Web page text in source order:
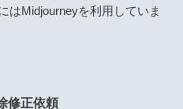
はMidjourneyを利用していま
修正依頼